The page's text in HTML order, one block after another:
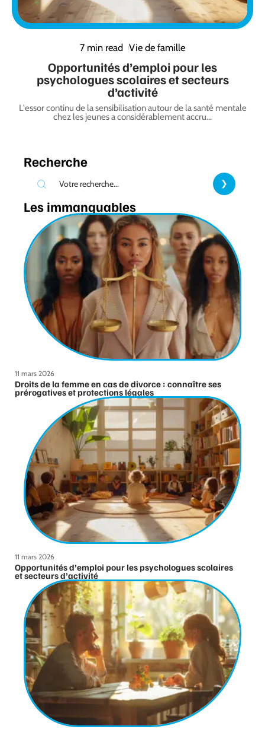
7 min read Vie de famille
Opportunités d’emploi pour les
psychologues scolaires et secteurs
d’activité
L'essor continu de la sensibilisation autour de la santé mentale
chez les jeunes a considérablement accru…
Recherche
Les immanquables
11 mars 2026
Droits de la femme en cas de divorce : connaître ses
prérogatives et protections légales
11 mars 2026
Opportunités d’emploi pour les psychologues scolaires
et secteurs d’activité